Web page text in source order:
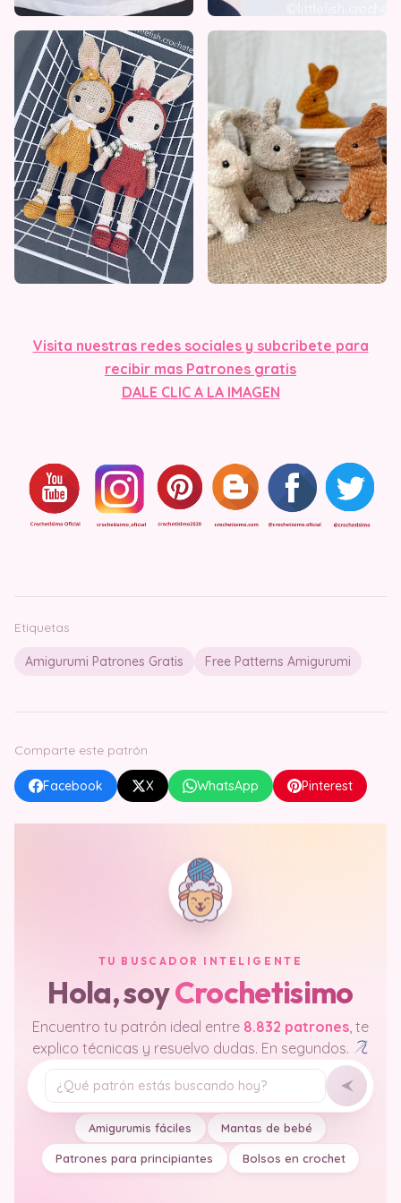
Visita nuestras redes sociales y subcribete para
recibir mas Patrones gratis
DALE CLIC A LA IMAGEN
Etiquetas
Amigurumi Patrones Gratis Free Patterns Amigurumi
Comparte este patrón
Facebook X WhatsApp Pinterest
TU BUSCADOR INTELIGENTE
Hola, soyCrochetisimo
Encuentro tu patrón ideal entre 8.832 patrones , te
explico técnicas y resuelvo dudas. En segundos.
Tu pregunta
Amigurumis fáciles Mantas de bebé
Patrones para principiantes Bolsos en crochet